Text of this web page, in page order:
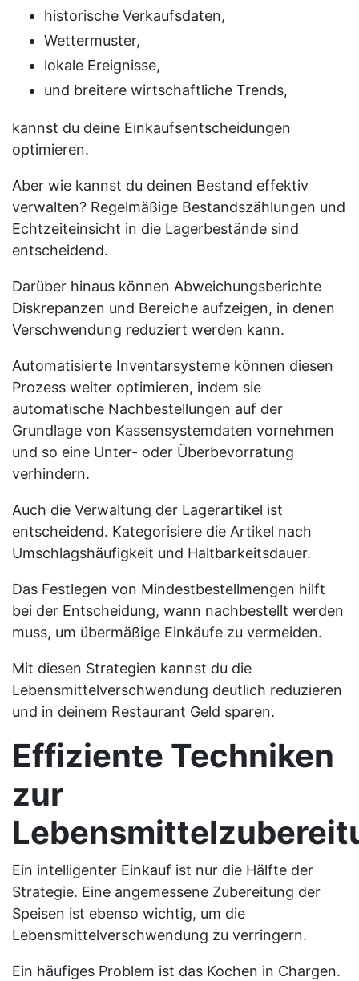
historische Verkaufsdaten,
Wettermuster,
lokale Ereignisse,
und breitere wirtschaftliche Trends,
kannst du deine Einkaufsentscheidungen
optimieren.
Aber wie kannst du deinen Bestand effektiv
verwalten? Regelmäßige Bestandszählungen und
Echtzeiteinsicht in die Lagerbestände sind
entscheidend.
Darüber hinaus können Abweichungsberichte
Diskrepanzen und Bereiche aufzeigen, in denen
Verschwendung reduziert werden kann.
Automatisierte Inventarsysteme können diesen
Prozess weiter optimieren, indem sie
automatische Nachbestellungen auf der
Grundlage von Kassensystemdaten vornehmen
und so eine Unter- oder Überbevorratung
verhindern.
Auch die Verwaltung der Lagerartikel ist
entscheidend. Kategorisiere die Artikel nach
Umschlagshäufigkeit und Haltbarkeitsdauer.
Das Festlegen von Mindestbestellmengen hilft
bei der Entscheidung, wann nachbestellt werden
muss, um übermäßige Einkäufe zu vermeiden.
Mit diesen Strategien kannst du die
Lebensmittelverschwendung deutlich reduzieren
und in deinem Restaurant Geld sparen.
Effiziente Techniken
zur
Ein intelligenter Einkauf ist nur die Hälfte der
Strategie. Eine angemessene Zubereitung der
Speisen ist ebenso wichtig, um die
Lebensmittelverschwendung zu verringern.
Ein häufiges Problem ist das Kochen in Chargen.